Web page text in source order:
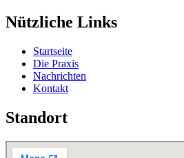
Nützliche Links
Startseite
Die Praxis
Nachrichten
Kontakt
Standort